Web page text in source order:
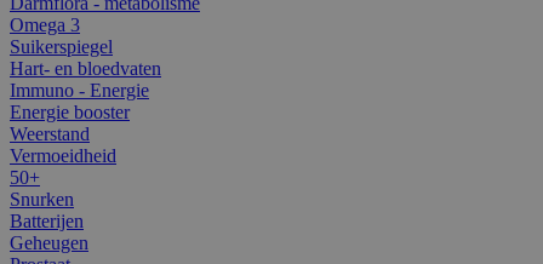
Omega 3
Suikerspiegel
Hart- en bloedvaten
Immuno - Energie
Energie booster
Weerstand
Vermoeidheid
50+
Snurken
Batterijen
Geheugen